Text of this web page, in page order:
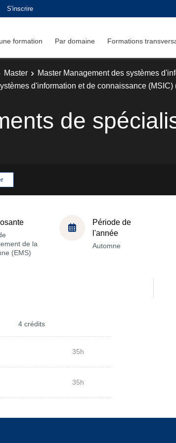
S'inscrire
formation Par domaine Formations
Master
Master Management des systèmes
d'information et de connaissance (MSIC)
de
de la
(EMS)
Période de
l'année
Automne
4 crédits
35h
35h